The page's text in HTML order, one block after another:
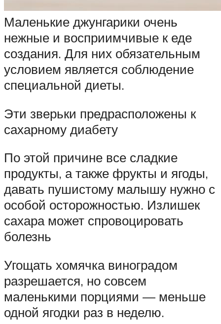
Маленькие джунгарики очень
нежные и восприимчивые к еде
создания. Для них обязательным
условием является соблюдение
специальной диеты.
Эти зверьки предрасположены к
сахарному диабету
По этой причине все сладкие
продукты, а также фрукты и ягоды,
давать пушистому малышу нужно с
особой осторожностью. Излишек
сахара может спровоцировать
болезнь
Угощать хомячка виноградом
разрешается, но совсем
маленькими порциями — меньше
одной ягодки раз в неделю.